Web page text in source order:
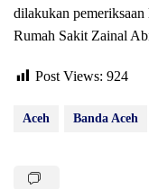
dilakukan
Rumah Sakit Zainal
Post Views: 924
Aceh Banda Aceh